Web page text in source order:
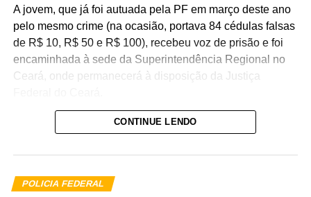
A jovem, que já foi autuada pela PF em março deste ano
pelo mesmo crime (na ocasião, portava 84 cédulas falsas
de R$ 10, R$ 50 e R$ 100), recebeu voz de prisão e foi
encaminhada à sede da Superintendência Regional no
Ceará, onde permanecerá à disposição da Justiça
Essas ações são resultados dos trabalhos desenvolvidos
prisão de hoje, somente no mês de dezembro, sete
pessoas foram presas em flagrante e um menor
apreendido com cédulas falsas recebidas pelos Correios.
CONTINUE LENDO
POLICIA FEDERAL